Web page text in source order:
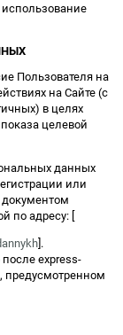
Пользователя на
на Сайте (с
в целях
целевой
данных
или
по адресу: [
].
express-
предусмотренном